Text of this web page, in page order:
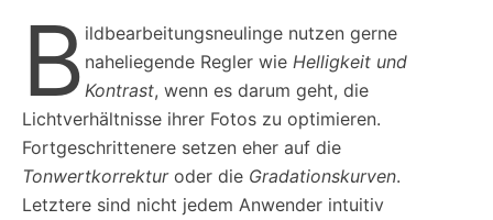
B ildbearbeitungsneulinge nutzen gerne
naheliegende Regler wie Helligkeit und
Kontrast, wenn es darum geht, die
Lichtverhältnisse ihrer Fotos zu optimieren.
Fortgeschrittenere setzen eher auf die
Tonwertkorrekturoder die Gradationskurven.
Letztere sind nicht jedem Anwender intuitiv